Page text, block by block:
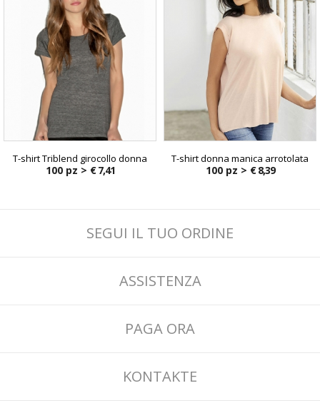
T-shirt Triblend girocollo donna
100 pz > € 7,41
T-shirt donna manica arrotolata
100 pz > € 8,39
SEGUI IL TUO ORDINE
ASSISTENZA
PAGA ORA
KONTAKTE